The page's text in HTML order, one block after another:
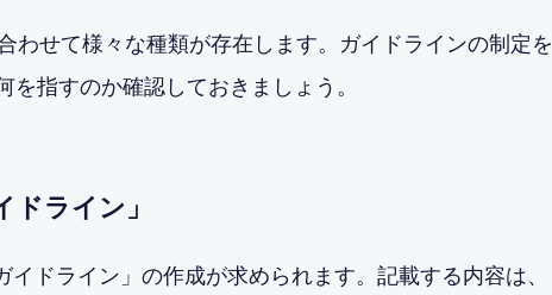
わせて様々な種類が存在します。ガイドラインの制定を
指すのか確認しておきましょう。
ライン」
ドライン」の作成が求められます。記載する内容は、